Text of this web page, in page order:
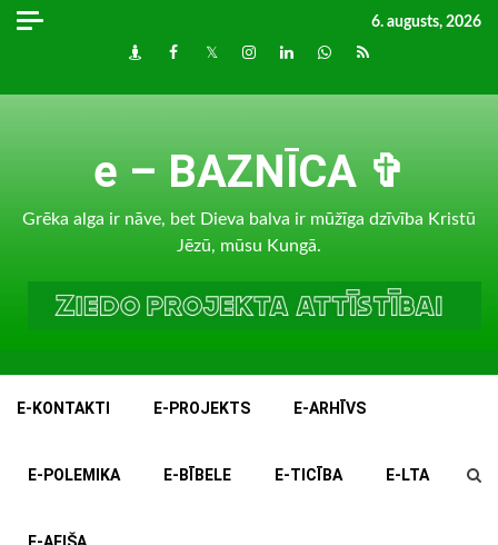
Skip
6. augusts, 2026
DraugiemFacebook
TwitterInstagram
LinkedInwhatsapp
RSS
e – BAZNĪCA ✞
Grēka alga ir nāve, bet Dieva balva ir mūžīga dzīvība Kristū
Jēzū, mūsu Kungā.
E-KONTAKTI E-PROJEKTS E-ARHĪVS
E-POLEMIKA E-BĪBELE E-TICĪBA E-LTA